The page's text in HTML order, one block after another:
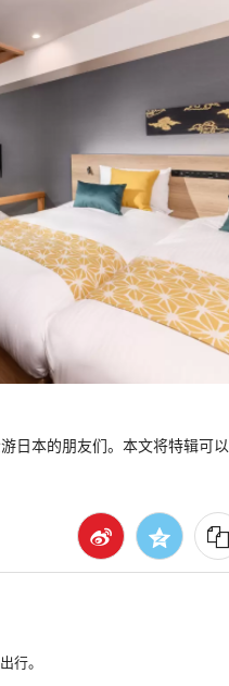
日本的朋友们。本文将特辑可以
行。